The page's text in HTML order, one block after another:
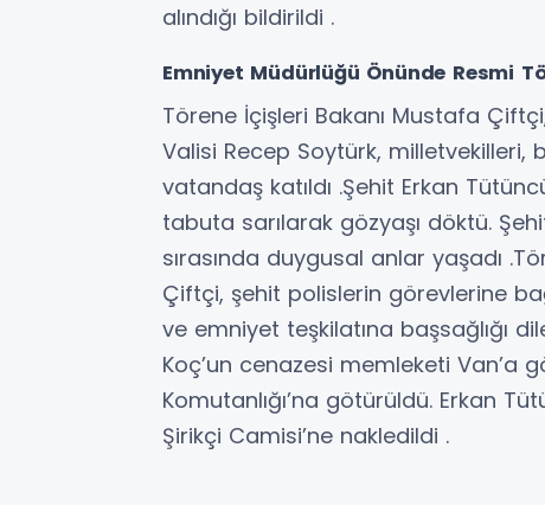
alındığı bildirildi .
Emniyet Müdürlüğü Önünde Resmi
Törene İçişleri Bakanı Mustafa
Valisi Recep Soytürk, milletvekilleri,
vatandaş katıldı .Şehit Erkan
tabuta sarılarak gözyaşı döktü.
sırasında duygusal anlar yaşadı
Çiftçi, şehit polislerin görevlerine
ve emniyet teşkilatına başsağlığı
Koç’un cenazesi memleketi Van’a
Komutanlığı’na götürüldü. Erkan
Şirikçi Camisi’ne nakledildi .